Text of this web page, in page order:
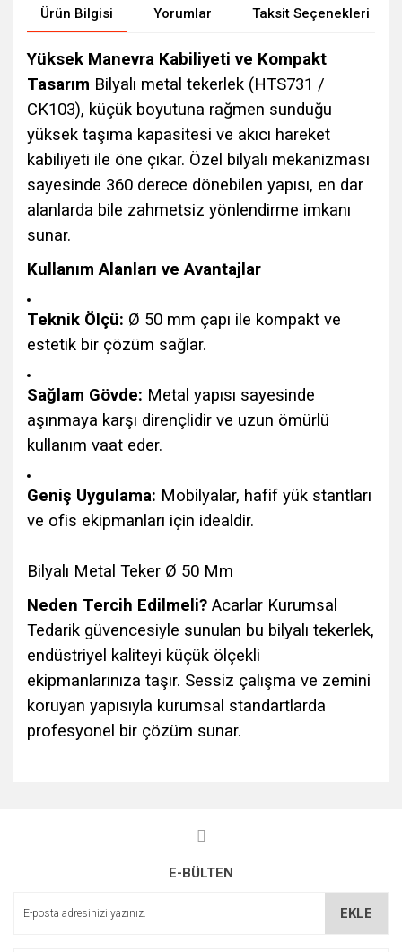
Ürün Bilgisi Yorumlar Taksit Seçenekleri
Yüksek Manevra Kabiliyeti ve Kompakt
Tasarım Bilyalı metal tekerlek (HTS731 /
CK103), küçük boyutuna rağmen sunduğu
yüksek taşıma kapasitesi ve akıcı hareket
kabiliyeti ile öne çıkar. Özel bilyalı mekanizması
sayesinde 360 derece dönebilen yapısı, en dar
alanlarda bile zahmetsiz yönlendirme imkanı
sunar.
Kullanım Alanları ve Avantajlar
Teknik Ölçü: Ø 50 mm çapı ile kompakt ve
estetik bir çözüm sağlar.
Sağlam Gövde: Metal yapısı sayesinde
aşınmaya karşı dirençlidir ve uzun ömürlü
kullanım vaat eder.
Geniş Uygulama: Mobilyalar, hafif yük stantları
ve ofis ekipmanları için idealdir.
Bilyalı Metal Teker Ø 50 Mm
Neden Tercih Edilmeli? Acarlar Kurumsal
Tedarik güvencesiyle sunulan bu bilyalı tekerlek,
endüstriyel kaliteyi küçük ölçekli
ekipmanlarınıza taşır. Sessiz çalışma ve zemini
koruyan yapısıyla kurumsal standartlarda
profesyonel bir çözüm sunar.
Yorum Yaz
Görüş ve önerileriniz için teşekkür ederiz.
Ürün açıklamasında eksik bilgiler bulunuyor.
E-BÜLTEN
EKLE